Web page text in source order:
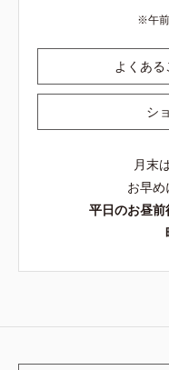
午
よくあ
シ
月末
お早め
平日のお昼